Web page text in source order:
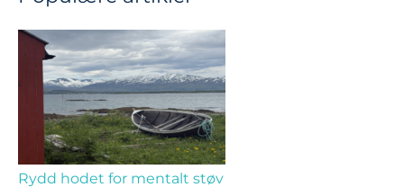
Rydd hodet for mentalt støv